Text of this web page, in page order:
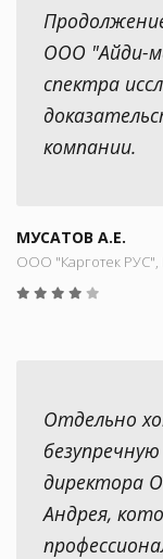
ООО "Айди-
спектра
компании.
МУСАТОВ А.Е.
ООО "Карготек РУС",
Отдельно
директора
Андрея,